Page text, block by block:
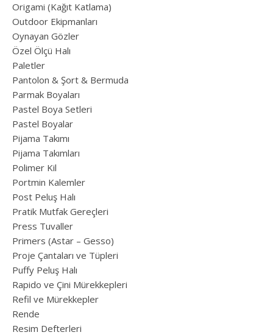
Origami (Kağıt Katlama)
Outdoor Ekipmanları
Oynayan Gözler
Özel Ölçü Halı
Paletler
Pantolon & Şort & Bermuda
Parmak Boyaları
Pastel Boya Setleri
Pastel Boyalar
Pijama Takımı
Pijama Takımları
Polimer Kil
Portmin Kalemler
Post Peluş Halı
Pratik Mutfak Gereçleri
Press Tuvaller
Primers (Astar – Gesso)
Proje Çantaları ve Tüpleri
Puffy Peluş Halı
Rapido ve Çini Mürekkepleri
Refil ve Mürekkepler
Rende
Resim Defterleri